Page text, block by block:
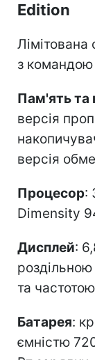
Edition
Лімітована
з
Пам'ять та
версія
версія
Процесор:
Dimensity
Дисплей:
та
Батарея:
ємністю